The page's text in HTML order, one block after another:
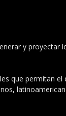
y proyectar
que permitan el